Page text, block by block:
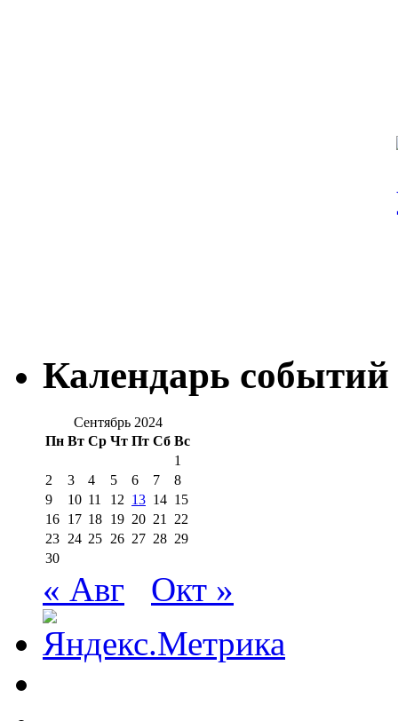
Календарь событий
Сентябрь 2024
Пн Вт Ср Чт Пт Сб Вс
1
2
3 4 5 6 7
8
9
10 11 12 13 14 15
16 17 18 19 20 21
22
23 24 25 26 27 28 29
30
« Авг Окт »